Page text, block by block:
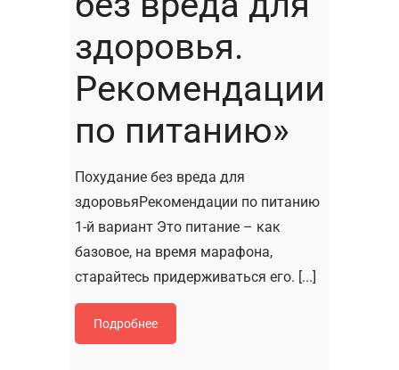
здоровья.
Рекомендации
по питанию»
Похудание без вреда для
здоровьяРекомендации по питанию
1-й вариант Это питание – как
базовое, на время марафона,
старайтесь придерживаться его. [...]
Подробнее